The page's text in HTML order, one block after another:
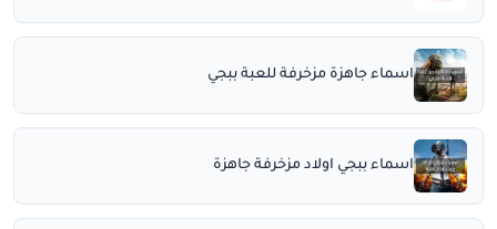
اسماء جاهزة مزخرفة للعبة ببجي
اسماء ببجي اولاد مزخرفة جاهزة